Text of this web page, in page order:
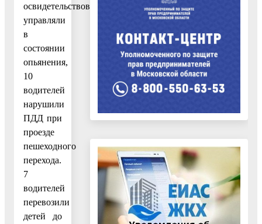
освидетельствования либо
управляли
в
состоянии
опьянения,
10
водителей
нарушили
ПДД при
проезде
пешеходного
перехода.
7
водителей
перевозили
детей до